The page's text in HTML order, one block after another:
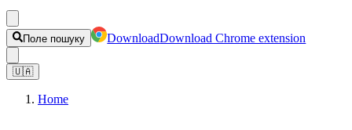
Поле пошуку DownloadDownload Chrome extension
🇺🇦
Home